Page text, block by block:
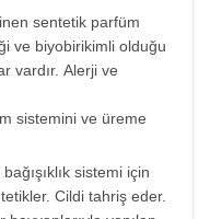
sentetik parfüm
ve biyobirikimli olduğu
vardır. Alerji ve
sistemini ve üreme
sistemi için
Cildi tahriş eder.